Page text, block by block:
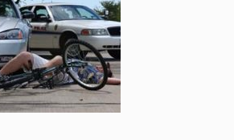
posible.
Contáctanos
hoy
para
una
consulta
gratuita
y
intentar
reducir
o
negar
tus
beneficios,
pero
nosotros
especializados
en
compensación
laboral
luchará
para
que
tus
el
proceso
legal,
desde
el
reclamo
hasta
la